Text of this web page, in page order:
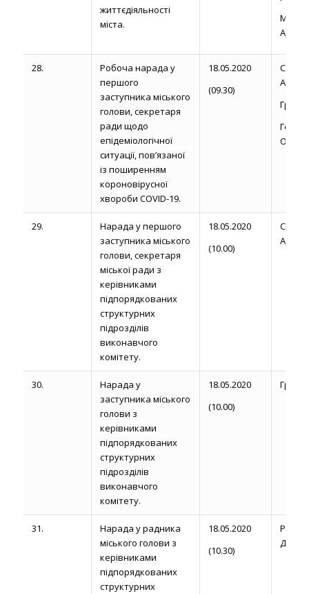
життєдіяльності
міста.
А.
28.
Робоча нарада у
першого
заступника міського
голови, секретаря
ради щодо
епідеміологічної
ситуації, пов’язаної
із поширенням
короновірусної
хвороби COVID-19.
18.05.2020
(09.30)
А. М.
О.М.
29.
Нарада у першого
заступника міського
голови, секретаря
міської ради з
керівниками
підпорядкованих
структурних
підрозділів
виконавчого
комітету.
18.05.2020
(10.00)
А. М.
30.
Нарада у
заступника міського
голови з
керівниками
підпорядкованих
структурних
підрозділів
виконавчого
комітету.
18.05.2020
(10.00)
31.
Нарада у радника
міського голови з
керівниками
підпорядкованих
структурних
18.05.2020
(10.30)
Д.